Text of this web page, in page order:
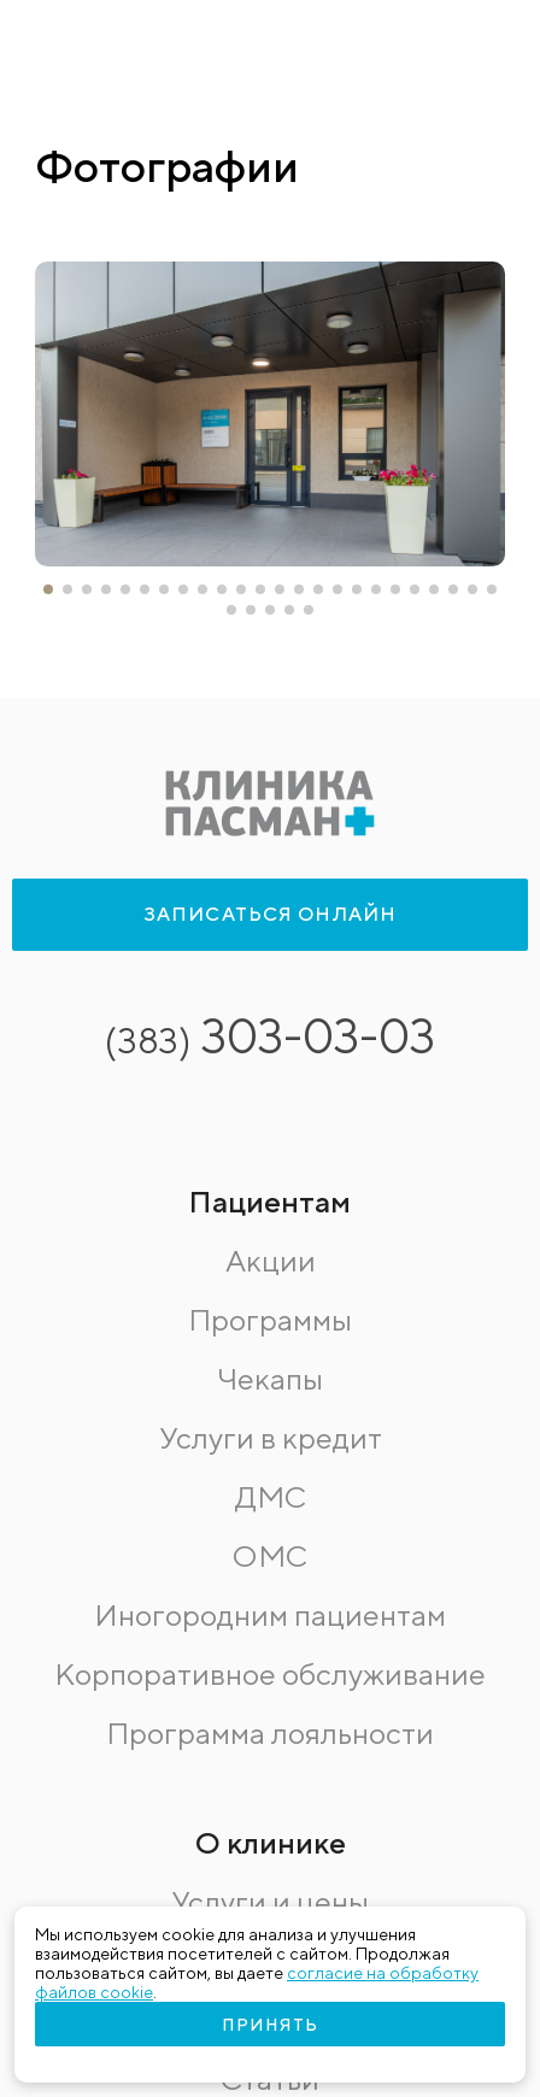
Мы используем cookie для анализа и улучшения
взаимодействия посетителей с сайтом. Продолжая
пользоваться сайтом, вы даете согласие на обработку
файлов cookie
ПРИНЯТЬ
Фотографии
ЗАПИСАТЬСЯ ОНЛАЙН
(383) 303-03-03
Пациентам
Акции
Программы
Чекапы
Услуги в кредит
ДМС
ОМС
Иногородним пациентам
Корпоративное обслуживание
Программа лояльности
О клинике
Услуги и цены
Врачи
Клиники
Статьи